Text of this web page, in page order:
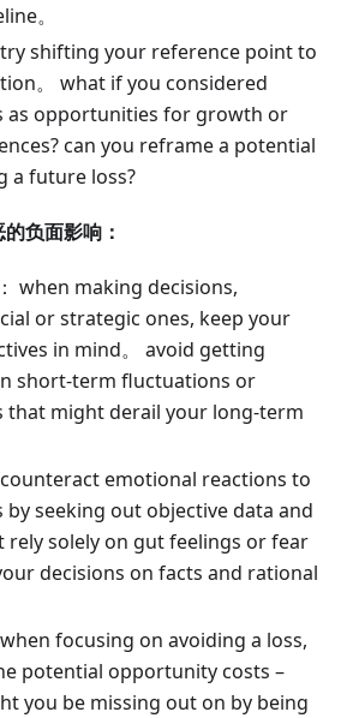
。
try shifting your reference point to
。 what if you considered
as opportunities for growth or
can you reframe a potential
a future loss?
负面影响：
when making decisions,
or strategic ones, keep your
in mind。 avoid getting
short-term fluctuations or
that might derail your long-term
emotional reactions to
by seeking out objective data and
rely solely on gut feelings or fear
decisions on facts and rational
focusing on avoiding a loss,
potential opportunity costs –
you be missing out on by being